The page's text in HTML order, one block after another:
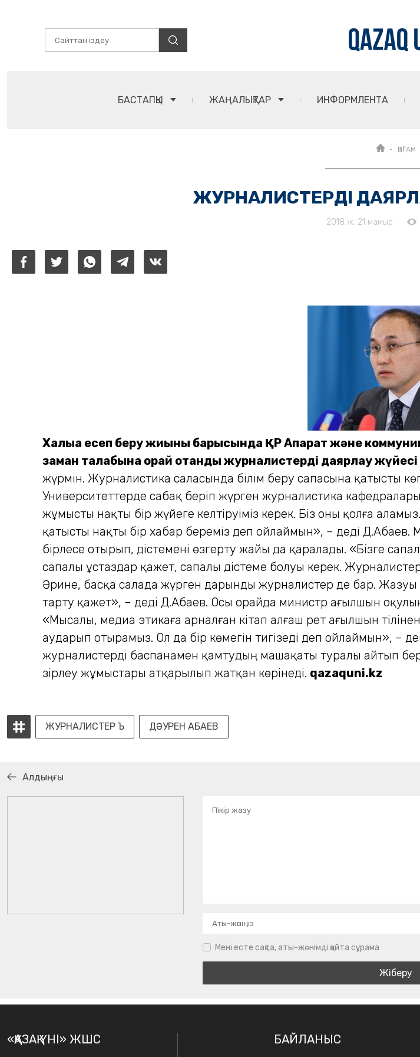
БАСТАПҚЫ ЖАҢАЛЫҚТАР ИНФОРМЛЕНТА
ҚОҒАМ
ЖУРНАЛИСТЕРДІ
2018 ж. 21 мамыр
Халыққа есеп беру жиыны барысында ҚР Ақпарат және
заман талабына орай отандық журналистерді даярлау жүйесі
жүрмін. Журналистика саласында білім беру сапасына қатысты
Университеттерде сабақ беріп жүрген журналистика
жұмысты нақты бір жүйеге келтіруіміз керек. Біз оны қолға
қатысты нақты бір xабар береміз деп ойлаймын», – деді Д.Абаев.
бірлесе отырып, әдістемені өзгерту жайы да қаралады. «Бізге
сапалы ұстаздар қажет, сапалы әдістеме болуы керек.
Әрине, басқа салада жүрген дарынды журналистер де бар.
тарту қажет», – деді Д.Абаев. Осы орайда министр ағыл­шын
«Мысалы, медиа этикаға арналған кітап алғаш рет ағылшын
аударып отырамыз. Ол да бір көмегін тигізеді деп ойлаймын», –
журналистерді баспанамен қамтудың машақаты туралы айтып
әзірлеу жұмыстары атқарылып жатқан көрінеді. qazaquni.kz
ЖУРНАЛИСТЕР Ъ ДӘУРЕН АБАЕВ
Алдыңғы
Мені есте сақта, аты-жөнімді қайта сұрама
«ҚАЗАҚ ҮНІ» ЖШС БАЙЛАНЫС